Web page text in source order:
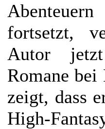
fortsetzt,
Autor
Romane bei
zeigt, dass
High-